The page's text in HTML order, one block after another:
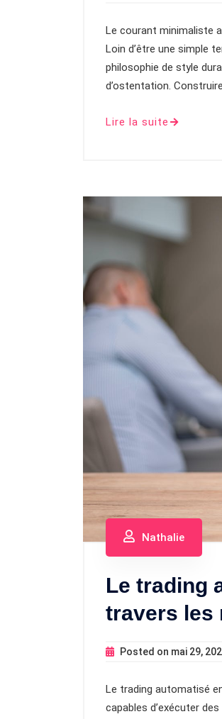
Le courant minimaliste
Loin d’être une simple
philosophie de style
d’ostentation.
Lire la suite
Nathalie
Le trading
travers les
Posted on mai 29,
Le trading automatisé
capables d’exécuter